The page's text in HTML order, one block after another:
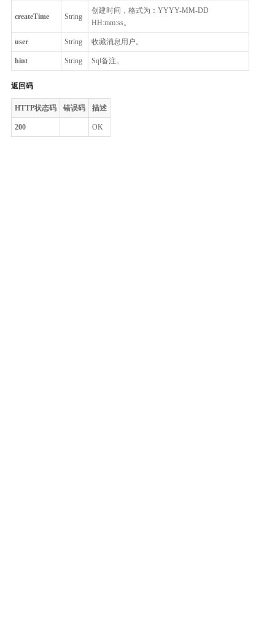
createTime String
创建时间，格式为：YYYY-MM-DD
HH:mm:ss。
user String 收藏消息用户。
hint String Sql备注。
返回码
HTTP状态码 错误码 描述
200 OK